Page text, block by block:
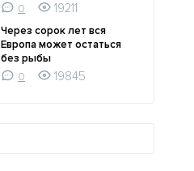
0
19211
Через сорок лет вся
Европа может остаться
без рыбы
0
19845